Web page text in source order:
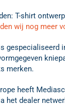
T-shirt ontwerp
wij nog meer
gespecialiseerd
merken.
heeft
het dealer